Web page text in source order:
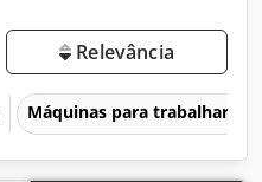
Relevância
Máquinas para trabalhar